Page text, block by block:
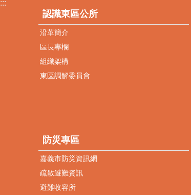
:::
認識東區公所
沿革簡介
區長專欄
組織架構
東區調解委員會
防災專區
嘉義市防災資訊網
疏散避難資訊
避難收容所